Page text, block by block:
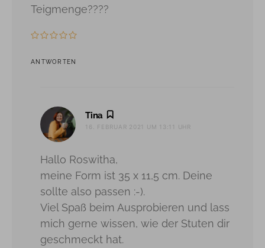
Teigmenge????
ANTWORTEN
Tina
16. FEBRUAR 2021 UM 13:11 UHR
Hallo Roswitha,
meine Form ist 35 x 11,5 cm. Deine
sollte also passen :-).
Viel Spaß beim Ausprobieren und lass
mich gerne wissen, wie der Stuten dir
geschmeckt hat.